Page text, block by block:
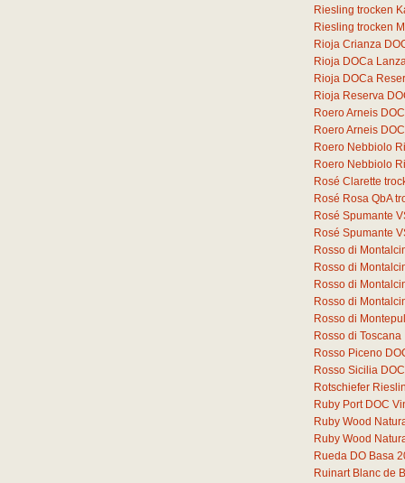
Riesling trocken
Riesling trocken
Rioja Crianza
Rioja DOCa
Rioja DOCa
Rioja Reserva
Roero Arneis
Roero Arneis
Roero Nebbiolo
Roero Nebbiolo
Rosé Clarette
Rosé Rosa QbA
Rosé Spumante
Rosé Spumante
Rosso di
Rosso di
Rosso di
Rosso di
Rosso di
Rosso di Toscana
Rosso Piceno
Rosso Sicilia
Rotschiefer
Ruby Port DOC
Ruby Wood
Ruby Wood
Rueda DO Basa
Ruinart Blanc de